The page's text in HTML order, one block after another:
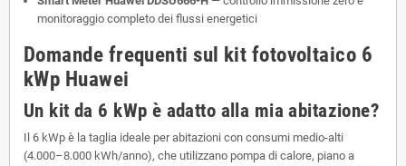
monitoraggio completo dei flussi energetici
Domande frequenti sul kit fotovoltaico 6
kWp Huawei
Un kit da 6 kWp è adatto alla mia abitazione?
Il 6 kWp è la taglia ideale per abitazioni con consumi medio-alti
(4.000–8.000 kWh/anno), che utilizzano pompa di calore, piano a